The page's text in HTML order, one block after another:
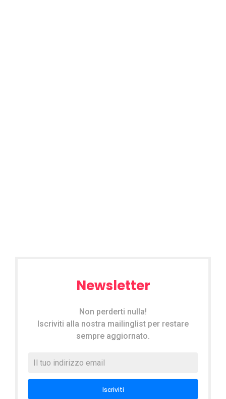
Newsletter
Non perderti nulla!
Iscriviti alla nostra mailinglist per restare
sempre aggiornato.